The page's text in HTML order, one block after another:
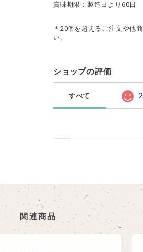
賞味期限：製造日より60日
＊20個を超えるご注文や他
い。
ショップの評価
すべて 2
関連商品